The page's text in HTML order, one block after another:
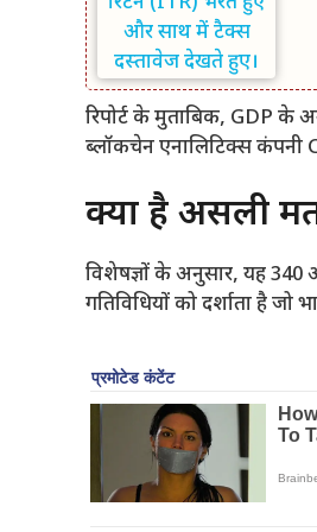
रिपोर्ट के मुताबिक, GDP
ब्लॉकचेन एनालिटिक्स कंपनी
क्या है असली
विशेषज्ञों के अनुसार, यह
गतिविधियों को दर्शाता है जो